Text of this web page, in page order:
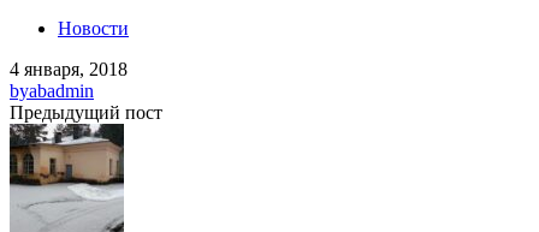
Новости
4 января, 2018
byabadmin
Предыдущий пост